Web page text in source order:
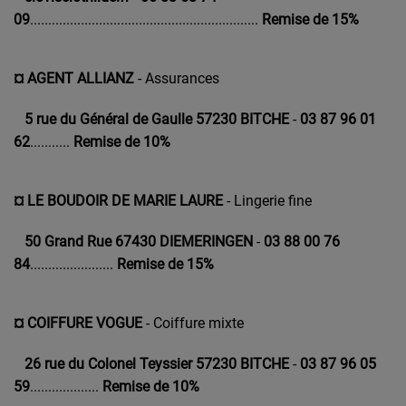
09............................................................... Remise de 15%
¤ AGENT ALLIANZ - Assurances
5 rue du Général de Gaulle 57230 BITCHE- 03 87 96 01
62........... Remise de 10%
¤ LE BOUDOIR DE MARIE LAURE- Lingerie fine
50 Grand Rue 67430 DIEMERINGEN - 03 88 00 76
84....................... Remise de 15%
¤ COIFFURE VOGUE- Coiffure mixte
26 rue du Colonel Teyssier 57230 BITCHE- 03 87 96 05
59................... Remise de 10%